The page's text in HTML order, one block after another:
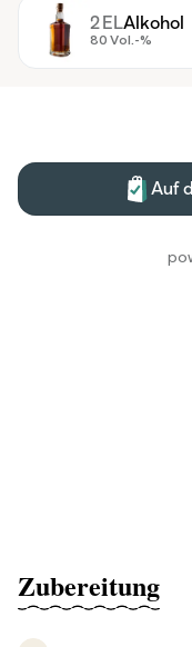
Zubereitung